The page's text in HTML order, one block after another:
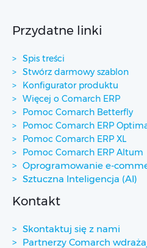
Przydatne linki
Spis treści
Stwórz darmowy szablon
Konfigurator produktu
Więcej o Comarch ERP
Pomoc Comarch Betterfly
Pomoc Comarch ERP
Pomoc Comarch ERP XL
Pomoc Comarch ERP Altum
Oprogramowanie e-
Sztuczna Inteligencja (AI)
Kontakt
Skontaktuj się z nami
Partnerzy Comarch